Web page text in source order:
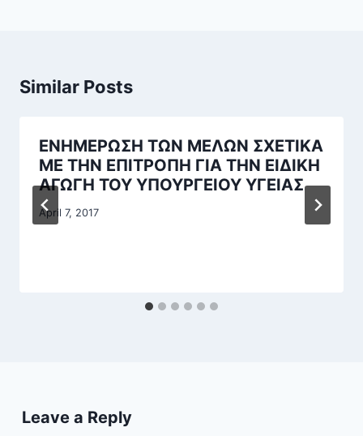
Similar Posts
ΕΝΗΜΕΡΩΣΗ ΤΩΝ ΜΕΛΩΝ ΣΧΕΤΙΚΑ
ΜΕ ΤΗΝ ΕΠΙΤΡΟΠΗ ΓΙΑ ΤΗΝ ΕΙΔΙΚΗ
ΑΓΩΓΗ ΤΟΥ ΥΠΟΥΡΓΕΙΟΥ ΥΓΕΙΑΣ
April 7, 2017
Leave a Reply